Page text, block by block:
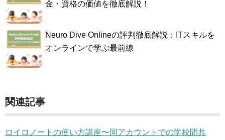
金・資格の価値を徹底解説！
Neuro Dive Onlineの評判徹底解説：ITスキルを
オンラインで学ぶ最前線
関連記事
ロイロノートの使い方講座〜同アカウントでの学校間共